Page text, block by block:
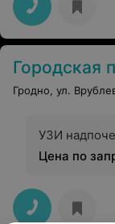
Городская
Гродно, ул.
УЗИ
Цена по